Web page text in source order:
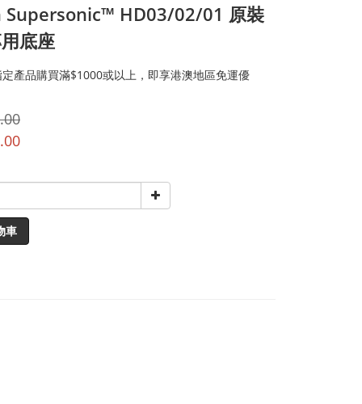
Supersonic™ HD03/02/01 原裝
底座
產品購買滿$1000或以上，即享港澳地區免運優
車